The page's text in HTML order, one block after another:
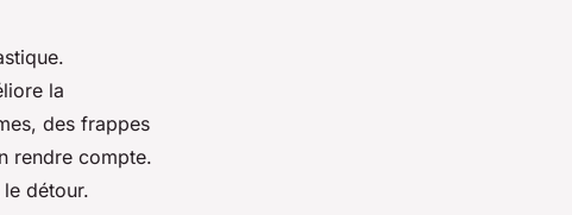
la
des frappes
rendre compte.
le détour.